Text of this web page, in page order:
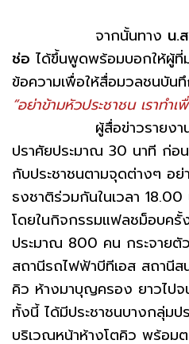
จากนั้นทาง น.
ช่อ ได้ขึ้นพูดพร้อมบอกให้ผู้ที่
ข้อความเพื่อให้สื่อมวลชนบัน
“อย่าข้ามหัวประชาชน เราทำ
ผู้สื่อข่าวรายงาน แก
ปราศัยประมาณ 30 นาที ก่อ
กับประชาชนตามจุดต่างๆ อ
ธงชาติร่วมกันในเวลา
โดยในกิจกรรมแฟลชม็อบค
ประมาณ 800 คน กระจายตั
สถานีรถไฟฟ้าบีทีเอส สถานี
คิว ห้างมาบุญครอง ยาวไป
ทั้งนี้ ได้มีประชาชนบางกลุ่มป
บริเวณหน้าห้างโตคิว พร้อมต